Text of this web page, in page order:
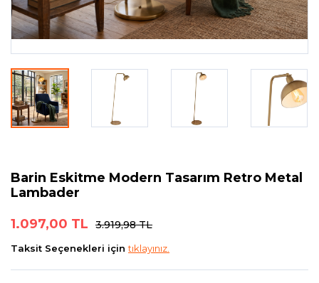
Barin Eskitme Modern Tasarım Retro Metal
Lambader
1.097,00 TL
3.919,98 TL
Taksit Seçenekleri içintıklayınız.